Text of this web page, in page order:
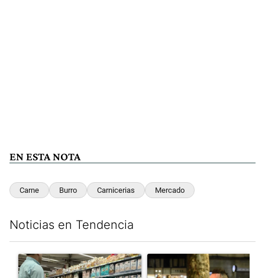
EN ESTA NOTA
Carne Burro Carnicerias Mercado
Noticias en Tendencia
Un artículo de tendencia con el título "Inflación y dólar: cuáles
Un artículo de tendencia con